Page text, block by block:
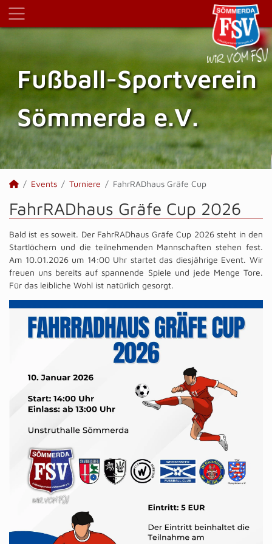
Fußball-Sportverein
Sömmerda e.V.
Events Turniere FahrRADhaus Gräfe Cup
FahrRADhaus Gräfe Cup 2026
Bald ist es soweit. Der FahrRADhaus Gräfe Cup 2026 steht in den
Startlöchern und die teilnehmenden Mannschaften stehen fest.
Am 10.01.2026 um 14:00 Uhr startet das diesjährige Event. Wir
freuen uns bereits auf spannende Spiele und jede Menge Tore.
Für das leibliche Wohl ist natürlich gesorgt.